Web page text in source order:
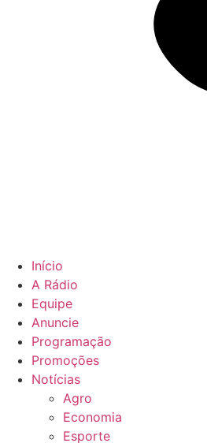
Início
A Rádio
Equipe
Anuncie
Programação
Promoções
Notícias
Agro
Economia
Esporte